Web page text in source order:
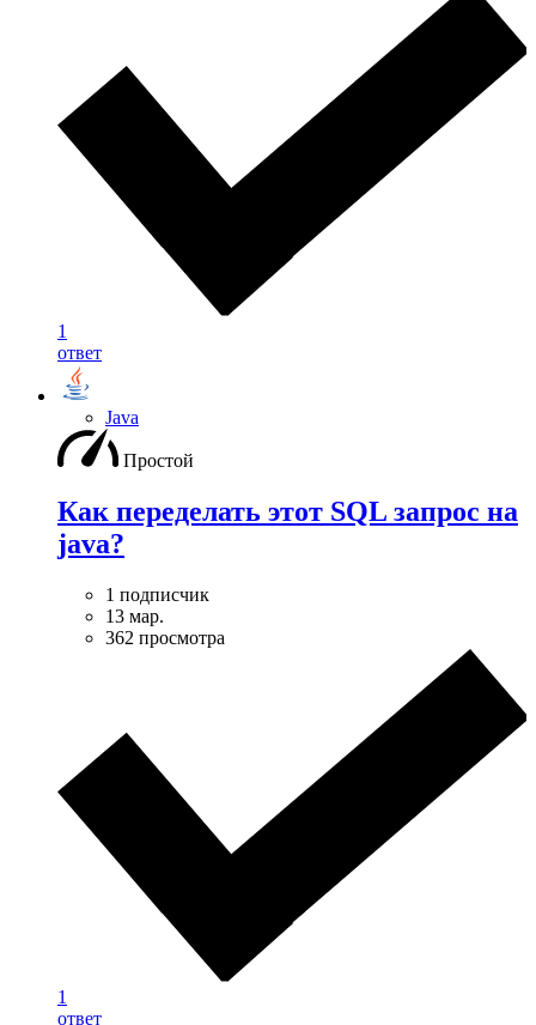
1
ответ
Java
Простой
Как переделать этот SQL запрос на
java?
1 подписчик
13 мар.
362 просмотра
1
ответ